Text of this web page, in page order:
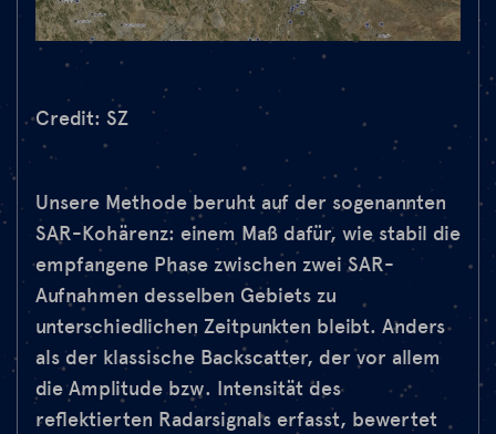
Credit: SZ
Unsere Methode beruht auf der sogenannten
SAR-Kohärenz: einem Maß dafür, wie stabil die
empfangene Phase zwischen zwei SAR-
Aufnahmen desselben Gebiets zu
unterschiedlichen Zeitpunkten bleibt. Anders
als der klassische Backscatter, der vor allem
die Amplitude bzw. Intensität des
reflektierten Radarsignals erfasst, bewertet